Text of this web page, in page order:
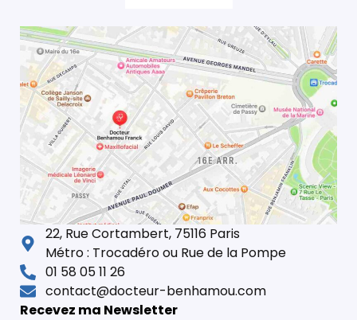
22, Rue Cortambert, 75116 Paris
Métro : Trocadéro ou Rue de la Pompe
01 58 05 11 26
contact@docteur-benhamou.com
Recevez ma Newsletter